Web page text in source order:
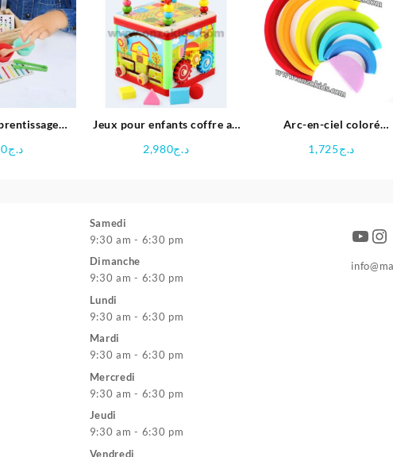
د.ج
Jeux pour enfants coffre au
د.ج2,980
Arc-en-ciel coloré
د.ج1,725
Samedi
9:30 am - 6:30 pm
Dimanche
9:30 am - 6:30 pm
Lundi
9:30 am - 6:30 pm
Mardi
9:30 am - 6:30 pm
Mercredi
9:30 am - 6:30 pm
Jeudi
9:30 am - 6:30 pm
Vendredi